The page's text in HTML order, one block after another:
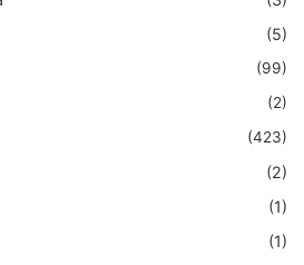
(5)
(99)
(2)
(423)
(2)
(1)
(1)